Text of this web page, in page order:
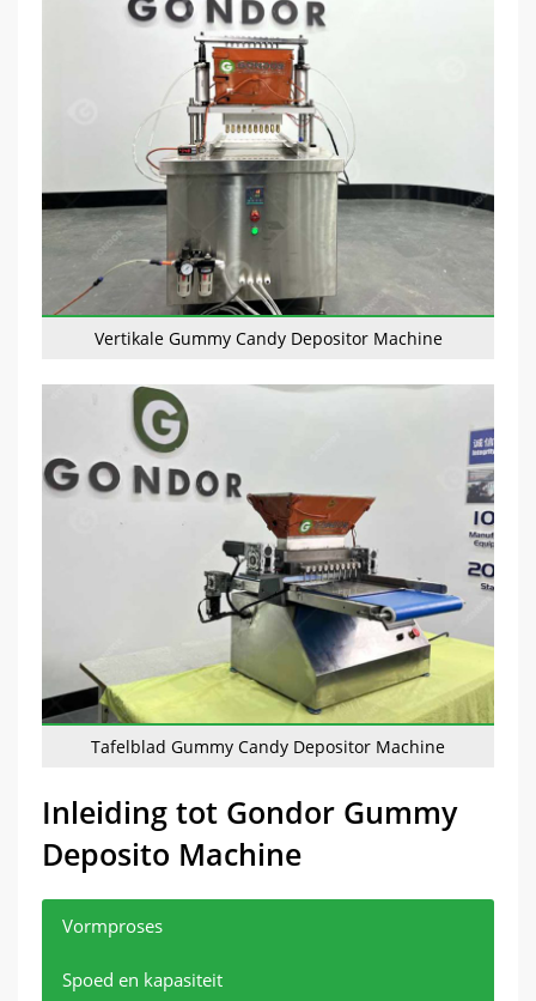
Vertikale Gummy Candy Depositor Machine
Tafelblad Gummy Candy Depositor Machine
Inleiding tot Gondor Gummy
Deposito Machine
Vormproses
Spoed en kapasiteit